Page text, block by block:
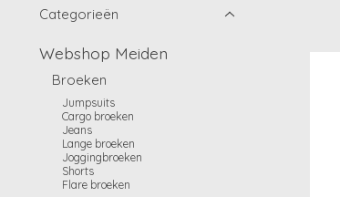
Categorieën
Webshop Meiden
Broeken
Jumpsuits
Cargo broeken
Jeans
Lange broeken
Joggingbroeken
Shorts
Flare broeken